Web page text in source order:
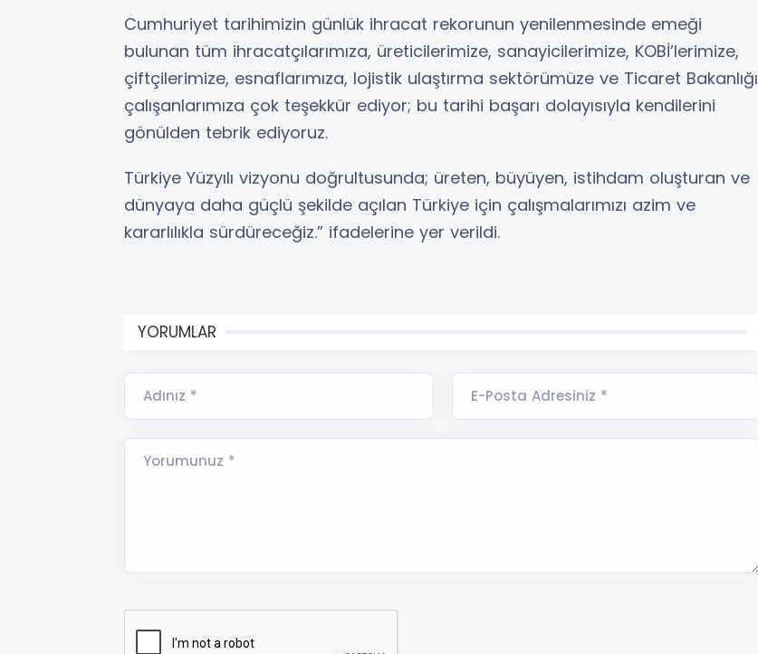
Cumhuriyet tarihimizin günlük ihracat rekorunun yenilenmesinde emeği
bulunan tüm ihracatçılarımıza, üreticilerimize, sanayicilerimize, KOBİ’lerimize,
çiftçilerimize, esnaflarımıza, lojistik ulaştırma sektörümüze ve Ticaret Bakanlığı
çalışanlarımıza çok teşekkür ediyor; bu tarihi başarı dolayısıyla kendilerini
gönülden tebrik ediyoruz.
Türkiye Yüzyılı vizyonu doğrultusunda; üreten, büyüyen, istihdam oluşturan ve
dünyaya daha güçlü şekilde açılan Türkiye için çalışmalarımızı azim ve
kararlılıkla sürdüreceğiz.” ifadelerine yer verildi.
YORUMLAR
Adınız * E-Posta Adresiniz *
Yorumunuz *